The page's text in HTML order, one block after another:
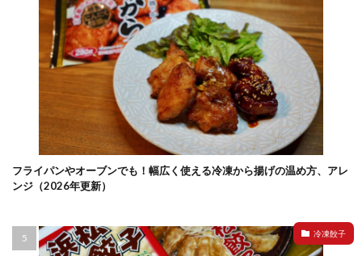
フライパンやオーブンでも！幅広く使える冷凍から揚げの温め方、アレ
ンジ（2026年更新）
冷凍餃子